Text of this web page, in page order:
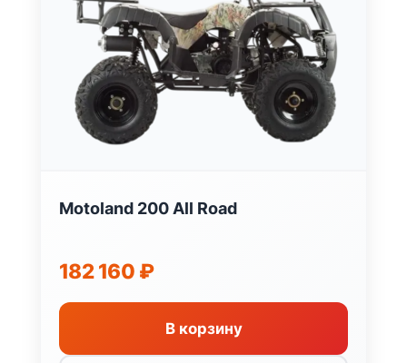
Motoland 200 All Road
182 160 ₽
В корзину